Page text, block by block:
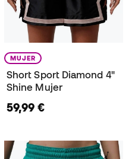
MUJER
Short Sport Diamond 4"
Shine Mujer
59,99 €